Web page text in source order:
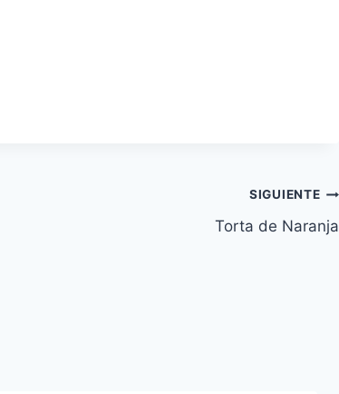
SIGUIENTE
Torta de Naranja